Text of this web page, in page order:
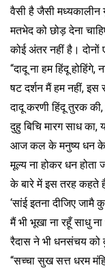
वैसी है जैसी मध्यकालीन
मतभेद को छोड़ देना
कोई अंतर नहीं है। दोनों
“दादू ना हम हिंदू होहिंगे,
षट दर्शन मैं हम नहीं, इस
दादू करणी हिंदू तुरक
दुहु बिचि मारग साध
आज कल के मनुष्य धन के
मूल्य ना होकर धन
के बारे में इस तरह कहते
‘सांई इतना दीजिए जामै
मैं भी भूखा ना रहूँ साधु
रैदास ने भी धनसंचय को
“सच्चा सुख सत्त धरम